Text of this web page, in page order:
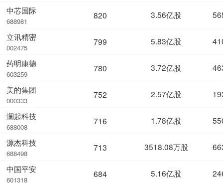
中芯国际
688981
立讯精密
002475
药明康德
603259
美的集团
000333
澜起科技
688008
源杰科技
688498
中国平安
601318
820 3.56亿股
799 5.83亿股
780 3.72亿股
752 2.57亿股
716 1.78亿股
713 3518.08万股
684 5.16亿股